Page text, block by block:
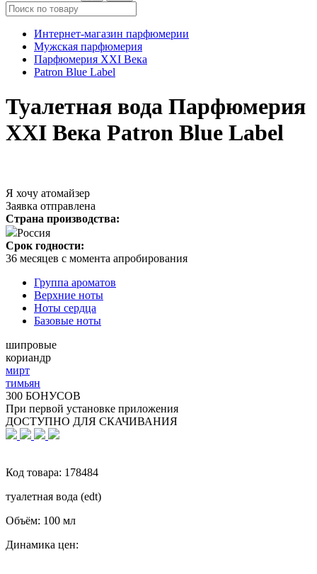
Интернет-магазин парфюмерии
Мужская парфюмерия
Парфюмерия XXI Века
Patron Blue Label
Туалетная вода Парфюмерия
XXI Века Patron Blue Label
Я хочу атомайзер
Заявка отправлена
Страна производства:
Россия
Срок годности:
36 месяцев с момента апробирования
Группа ароматов
Верхние ноты
Ноты сердца
Базовые ноты
шипровые
кориандр
мирт
тимьян
300 БОНУСОВ
При первой установке приложения
ДОСТУПНО ДЛЯ СКАЧИВАНИЯ
Код товара: 178484
туалетная вода (edt)
Объём: 100 мл
Динамика цен: